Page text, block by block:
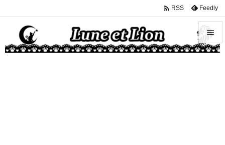


 RSS Feedly